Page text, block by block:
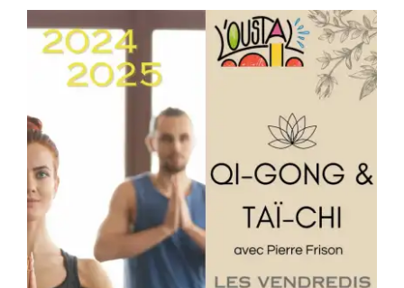
Séniors, Vie locale
Contacts